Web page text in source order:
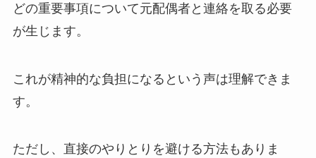
どの重要事項について元配偶者と連絡を取る必要
が生じます。
これが精神的な負担になるという声は理解できま
す。
ただし、直接のやりとりを避ける方法もありま